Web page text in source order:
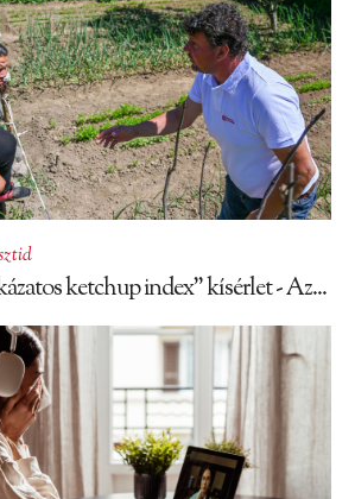
ketchup index” kísérlet - Az...